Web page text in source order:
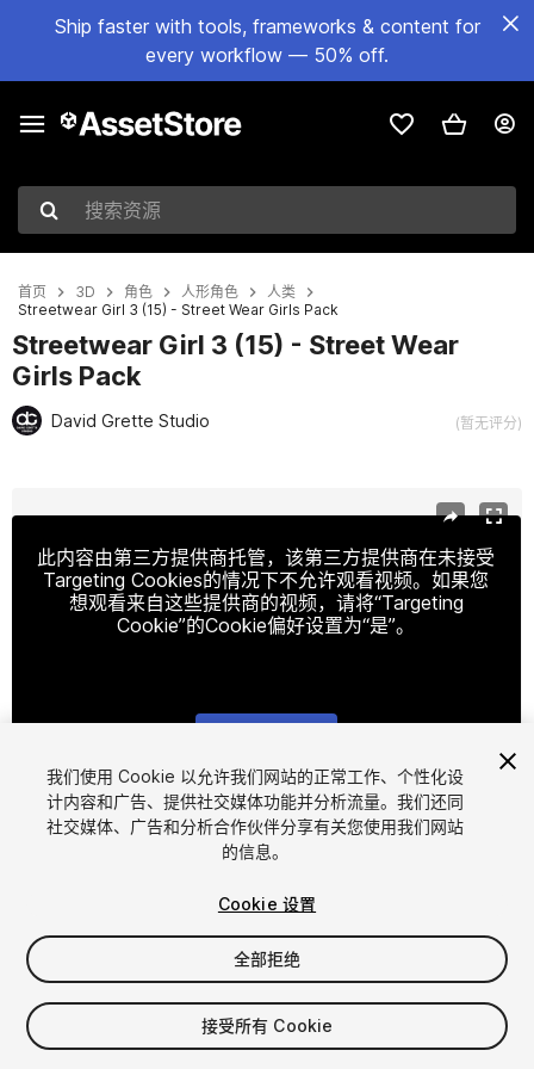
Ship faster with tools, frameworks & content for
every workflow — 50% off.
搜索资源
首页 3D 角色 人形角色
人类
Streetwear Girl 3 (15) - Street Wear Girls Pack
Streetwear Girl 3 (15) - Street Wear
Girls Pack
David Grette Studio (暂无评分)
此内容由第三方提供商托管，该第三方提供商在未接受
Targeting Cookies的情况下不允许观看视频。如果您
想观看来自这些提供商的视频，请将“Targeting
Cookie”的Cookie偏好设置为“是”。
1/32
$59
增值税将在结算时计算
我们使用 Cookie 以允许我们网站的正常工作、个性化设
计内容和广告、提供社交媒体功能并分析流量。我们还同
社交媒体、广告和分析合作伙伴分享有关您使用我们网站
的信息。
Cookie 设置
全部拒绝
接受所有 Cookie